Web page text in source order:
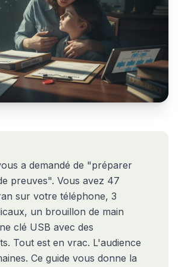
a demandé de "préparer
preuves". Vous avez 47
sur votre téléphone, 3
un brouillon de main
clé USB avec des
Tout est en vrac. L'audience
Ce guide vous donne la